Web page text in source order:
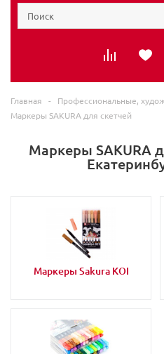
Главная - Профессиональные,
Маркеры SAKURA для скетчей
Маркеры SAKURA
Маркеры Sakura KOI